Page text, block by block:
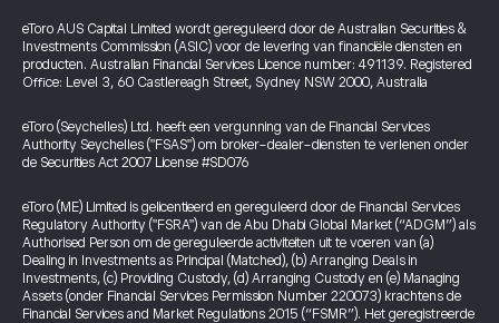
eToro AUS Capital Limited wordt gereguleerd door de Australian Securities &
Investments Commission (ASIC) voor de levering van financiële diensten en
producten. Australian Financial Services Licence number: 491139. Registered
Office: Level 3, 60 Castlereagh Street, Sydney NSW 2000, Australia
eToro (Seychelles) Ltd. heeft een vergunning van de Financial Services
Authority Seychelles ("FSAS") om broker-dealer-diensten te verlenen onder
de Securities Act 2007 License #SD076
eToro (ME) Limited is gelicentieerd en gereguleerd door de Financial Services
Regulatory Authority ("FSRA") van de Abu Dhabi Global Market (“ADGM”) als
Authorised Person om de gereguleerde activiteiten uit te voeren van (a)
Dealing in Investments as Principal (Matched), (b) Arranging Deals in
Investments, (c) Providing Custody, (d) Arranging Custody en (e) Managing
Assets (onder Financial Services Permission Number 220073) krachtens de
Financial Services and Market Regulations 2015 (“FSMR”). Het geregistreerde